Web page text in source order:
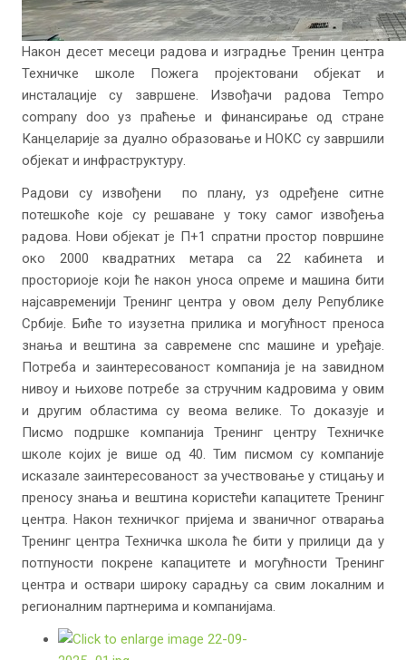
Након десет месеци радова и изградње Тренин центра
Техничке школе Пожега пројектовани објекат и
инсталације су завршене. Извођачи радова Tempo
company doo уз праћење и финансирање од стране
Канцеларије за дуално образовање и НОКС су завршили
објекат и инфраструктуру.
Радови су извођени по плану, уз одређене ситне
потешкоће које су решаване у току самог извођења
радова. Нови објекат је П+1 спратни простор површине
око 2000 квадратних метара са 22 кабинета и
просториоје који ће након уноса опреме и машина бити
најсавременији Тренинг центра у овом делу Републике
Србије. Биће то изузетна прилика и могућност преноса
знања и вештина за савремене cnc машине и уређаје.
Потреба и заинтересованост компанија је на завидном
нивоу и њихове потребе за стручним кадровима у овим
и другим областима су веома велике. То доказује и
Писмо подршке компанија Тренинг центру Техничке
школе којих је више од 40. Тим писмом су компаније
исказале заинтересованост за учествовање у стицању и
преносу знања и вештина користећи капацитете Тренинг
центра. Након техничког пријема и званичног отварања
Тренинг центра Техничка школа ће бити у прилици да у
потпуности покрене капацитете и могућности Тренинг
центра и оствари широку сарадњу са свим локалним и
регионалним партнерима и компанијама.